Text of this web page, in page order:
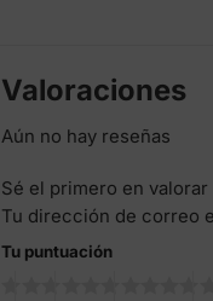
Valoraciones
Aún no hay reseñas
Sé el primero en valorar
Tu dirección de correo
Tu puntuación